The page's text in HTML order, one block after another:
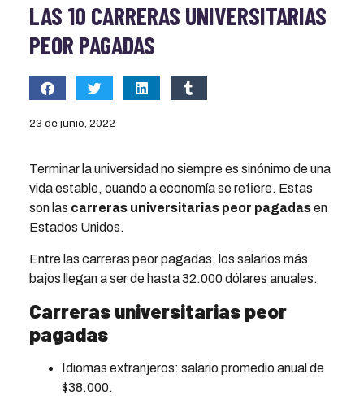
LAS 10 CARRERAS UNIVERSITARIAS
PEOR PAGADAS
23 de junio, 2022
Terminar la universidad no siempre es sinónimo de una
vida estable, cuando a economía se refiere. Estas
son las carreras universitarias peor pagadasen
Estados Unidos.
Entre las carreras peor pagadas, los salarios más
bajos llegan a ser de hasta 32.000 dólares anuales.
Carreras universitarias peor
pagadas
Idiomas extranjeros: salario promedio anual de
$38.000.